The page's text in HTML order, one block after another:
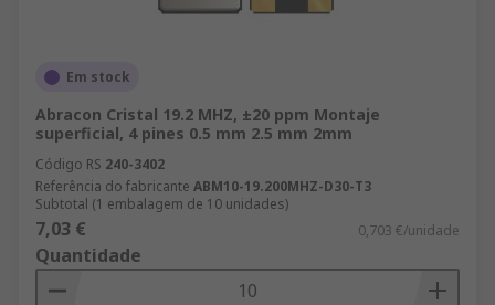
Em stock
Abracon Cristal 19.2 MHZ, ±20 ppm Montaje
superficial, 4 pines 0.5 mm 2.5 mm 2mm
Código RS 240-3402
Referência do fabricante ABM10-19.200MHZ-D30-T3
Subtotal (1 embalagem de 10 unidades)
7,03 € 0,703 €/unidade
Quantidade